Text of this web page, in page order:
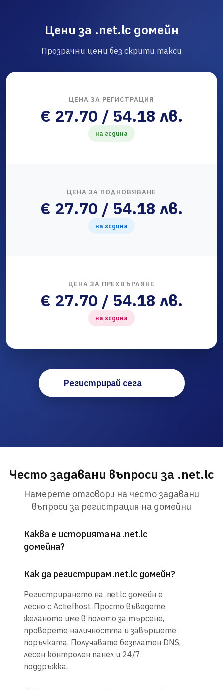
Цени за .net.lc домейн
Прозрачни цени без скрити такси
ЦЕНА ЗА РЕГИСТРАЦИЯ
€ 27.70 / 54.18 лв.
на година
ЦЕНА ЗА ПОДНОВЯВАНЕ
€ 27.70 / 54.18 лв.
на година
ЦЕНА ЗА ПРЕХВЪРЛЯНЕ
€ 27.70 / 54.18 лв.
на година
Регистрирай сега
Често задавани въпроси за .net.lc
Намерете отговори на често задавани
въпроси за регистрация на домейни
Каква е историята на .net.lc
домейна?
Как да регистрирам .net.lc домейн?
Регистрирането на .net.lc домейн е
лесно с Actiefhost. Просто въведете
желаното име в полето за търсене,
проверете наличността и завършете
поръчката. Получавате безплатен DNS,
лесен контролен панел и 24/7
поддръжка.